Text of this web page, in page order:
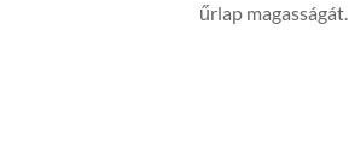
űrlap magasságát.